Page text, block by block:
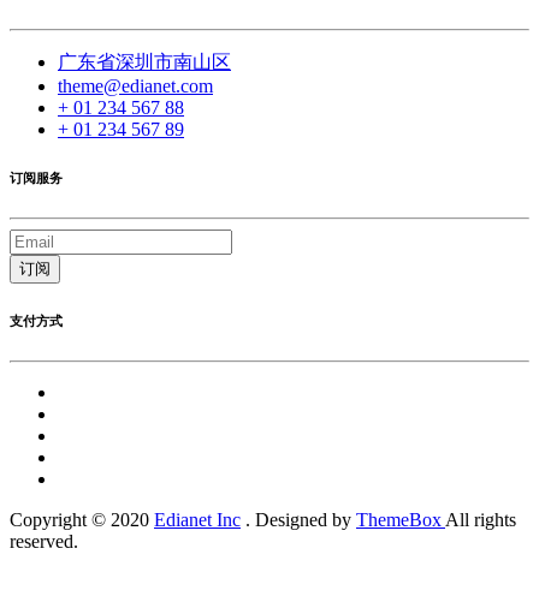
广东省深圳市南山区
theme@edianet.com
+ 01 234 567 88
+ 01 234 567 89
订阅服务
订阅
支付方式
Copyright © 2020 Edianet Inc . Designed by ThemeBox All rights
reserved.